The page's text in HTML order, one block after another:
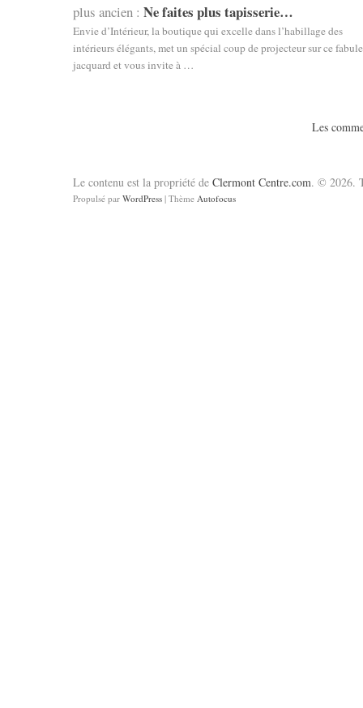
plus ancien : Ne faites plus tapisserie…
Envie d’Intérieur, la boutique qui excelle dans l’habillage des
intérieurs élégants, met un spécial coup de projecteur sur ce
jacquard et vous invite à …
Les
Le contenu est la propriété de Clermont Centre.com. © 2026.
Propulsé par WordPress | Thème Autofocus